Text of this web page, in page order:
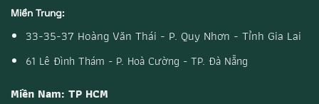
Miền Trung:
33-35-37 Hoàng Văn Thái - P. Quy Nhơn - Tỉnh Gia Lai
61 Lê Đình Thám - P. Hoà Cường - TP. Đà Nẵng
Miền Nam: TP HCM